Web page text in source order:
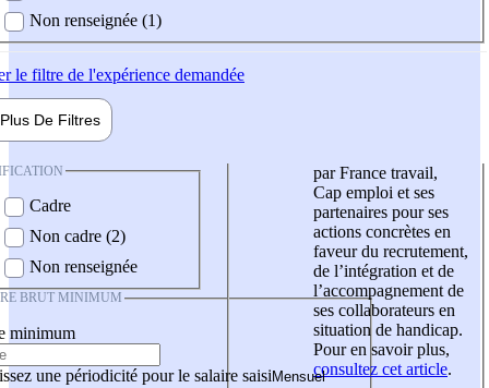
Non renseignée (1)
le filtre de l'expérience demandée
Plus De Filtres
Cadre
Non cadre (2)
Non renseignée
BRUT MINIMUM
minimum
une périodicité pour le salaire saisi
par France travail,
Cap emploi et ses
partenaires pour ses
actions concrètes en
faveur du recrutement,
de l’intégration et de
l’accompagnement de
ses collaborateurs en
situation de handicap.
Pour en savoir plus,
consultez cet article.